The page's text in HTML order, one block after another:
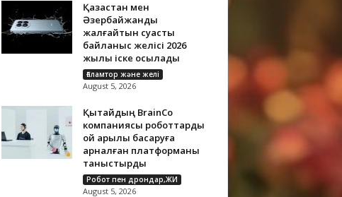
Қазақстан мен
Әзербайжанды
жалғайтын суасты
байланыс желісі 2026
жылы іске қосылады
Ғаламтор және желі
August 5, 2026
Қытайдың BrainCo
компаниясы роботтарды
ой арқылы басқаруға
арналған платформаны
таныстырды
Робот пен дрондар,ЖИ
August 5, 2026